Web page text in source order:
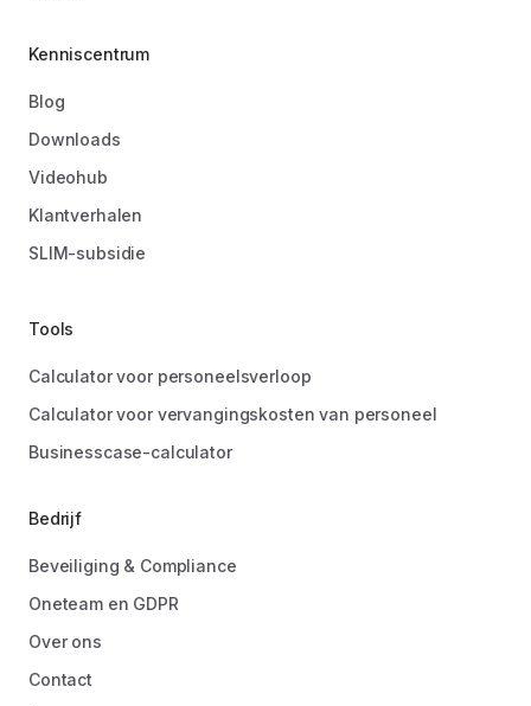
Kenniscentrum
Blog
Downloads
Videohub
Klantverhalen
SLIM-subsidie
Tools
Calculator voor personeelsverloop
Calculator voor vervangingskosten van personeel
Businesscase-calculator
Bedrijf
Beveiliging & Compliance
Oneteam en GDPR
Over ons
Contact